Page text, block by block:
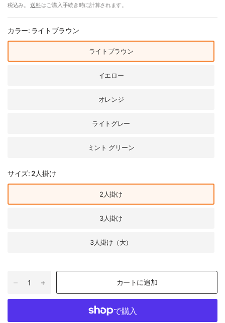
税込み。送料はご購入手続き時に計算されます。
カラー: ライトブラウン
ライトブラウン
イエロー
オレンジ
ライトグレー
ミント グリーン
サイズ: 2人掛け
2人掛け
3人掛け
3人掛け（大）
カートに追加